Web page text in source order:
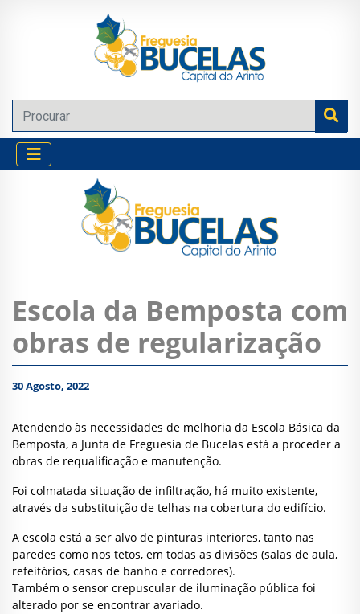
Escola da Bemposta com
obras de regularização
30 Agosto, 2022
Atendendo às necessidades de melhoria da Escola Básica da
Bemposta, a Junta de Freguesia de Bucelas está a proceder a
obras de requalificação e manutenção.
Foi colmatada situação de infiltração, há muito existente,
através da substituição de telhas na cobertura do edifício.
A escola está a ser alvo de pinturas interiores, tanto nas
paredes como nos tetos, em todas as divisões (salas de aula,
refeitórios, casas de banho e corredores).
Também o sensor crepuscular de iluminação pública foi
alterado por se encontrar avariado.